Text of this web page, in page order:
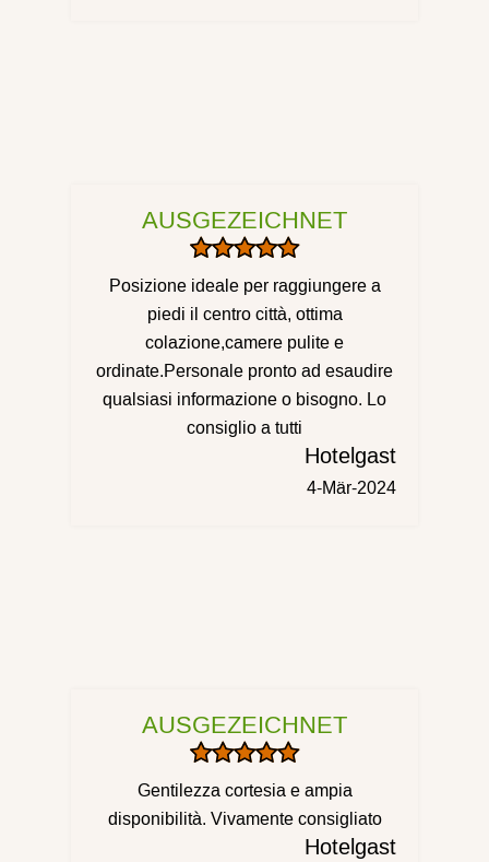
AUSGEZEICHNET
Posizione ideale per raggiungere a
piedi il centro città, ottima
colazione,camere pulite e
ordinate.Personale pronto ad esaudire
qualsiasi informazione o bisogno. Lo
consiglio a tutti
Hotelgast
4-Mär-2024
AUSGEZEICHNET
Gentilezza cortesia e ampia
disponibilità. Vivamente consigliato
Hotelgast